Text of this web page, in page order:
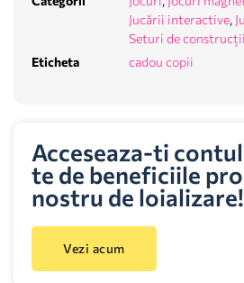
Jucării interactive,
Seturi de construcții
Eticheta
cadou copii
Acceseaza-ti
te de beneficiile
nostru de loializare!
Vezi acum